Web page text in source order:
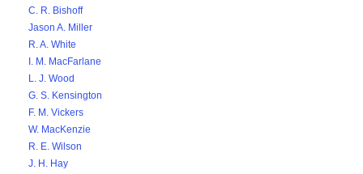
C. R. Bishoff
Jason A. Miller
R. A. White
I. M. MacFarlane
L. J. Wood
G. S. Kensington
F. M. Vickers
W. MacKenzie
R. E. Wilson
J. H. Hay